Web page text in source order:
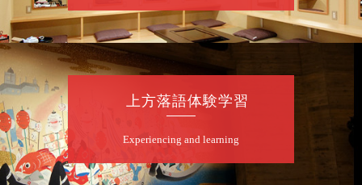
お問合せ：米朝事務所 06-6365-8281（平日
10時～18時）
★菟道亭配信あり
入はこちらをクリック
8月8日（土）
第2回 智之介・力造 二人会
上方落語体験学習
Experiencing and learning